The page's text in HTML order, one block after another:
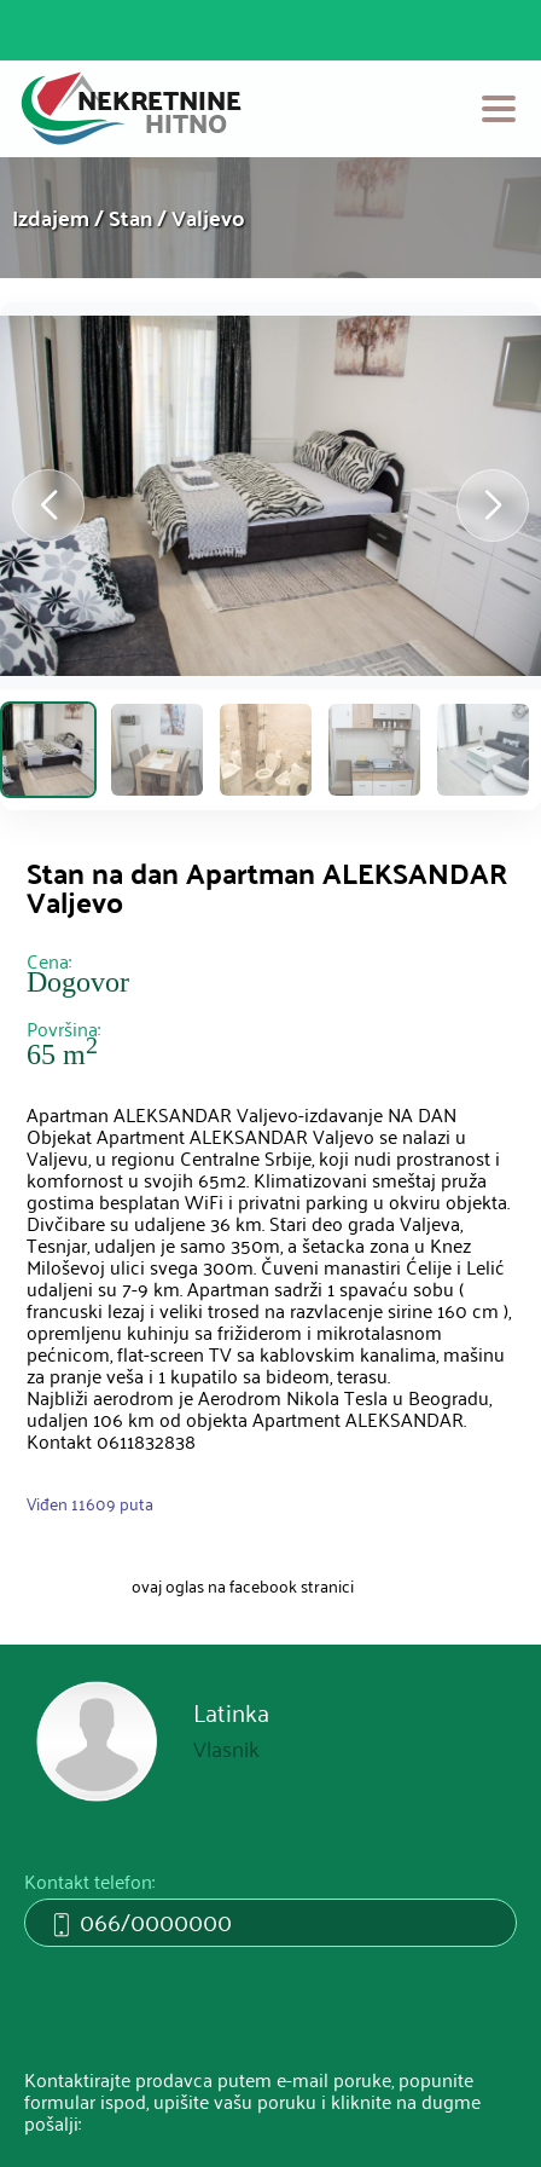
Početna
Prodaja
Izdavanje
Login
Postavi Oglas
Kontakt
Izdajem / Stan / Valjevo
Stan na dan Apartman ALEKSANDAR
Valjevo
Cena:
Dogovor
Površina:
65 m2
Apartman ALEKSANDAR Valjevo-izdavanje NA DAN
Objekat Apartment ALEKSANDAR Valjevo se nalazi u
Valjevu, u regionu Centralne Srbije, koji nudi prostranost i
komfornost u svojih 65m2. Klimatizovani smeštaj pruža
gostima besplatan WiFi i privatni parking u okviru objekta.
Divčibare su udaljene 36 km. Stari deo grada Valjeva,
Tesnjar, udaljen je samo 350m, a šetacka zona u Knez
Miloševoj ulici svega 300m. Čuveni manastiri Ćelije i Lelić
udaljeni su 7-9 km. Apartman sadrži 1 spavaću sobu (
francuski lezaj i veliki trosed na razvlacenje sirine 160 cm ),
opremljenu kuhinju sa frižiderom i mikrotalasnom
pećnicom, flat-screen TV sa kablovskim kanalima, mašinu
za pranje veša i 1 kupatilo sa bideom, terasu.
Najbliži aerodrom je Aerodrom Nikola Tesla u Beogradu,
udaljen 106 km od objekta Apartment ALEKSANDAR.
Kontakt 0611832838
Viđen 11609 puta
ovaj oglas na facebook stranici
Latinka
Vlasnik
Kontakt telefon:
066/0000000
Kontaktirajte prodavca putem e-mail poruke, popunite
formular ispod, upišite vašu poruku i kliknite na dugme
pošalji: